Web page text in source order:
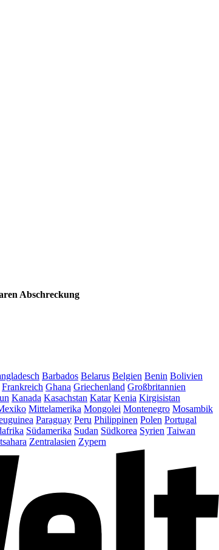
Abschreckung
Barbados Belarus Belgien Benin Bolivien
Frankreich Ghana Griechenland Großbritannien
Kanada Kasachstan Katar Kenia Kirgisistan
Mittelamerika Mongolei Montenegro Mosambik
Paraguay Peru Philippinen Polen Portugal
Südamerika Sudan Südkorea Syrien Taiwan
Zentralasien Zypern